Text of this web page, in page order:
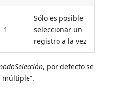
1
Sólo es posible
seleccionar un
registro a la vez
, por defecto se
múltiple”.